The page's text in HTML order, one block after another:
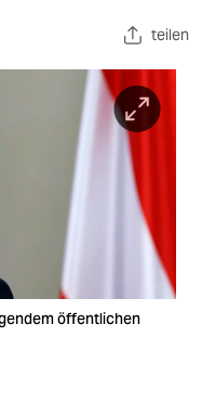
teilen
öffentlichen